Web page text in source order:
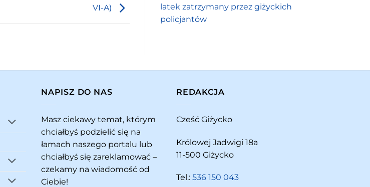
VI-A)
latek zatrzymany przez giżyckich
policjantów
NAPISZ DO NAS
Masz ciekawy temat, którym
chciałbyś podzielić się na
łamach naszego portalu lub
chciałbyś się zareklamować –
czekamy na wiadomość od
Ciebie!
REDAKCJA
Cześć Giżycko
Królowej Jadwigi 18a
11-500 Giżycko
Tel.: 536 150 043